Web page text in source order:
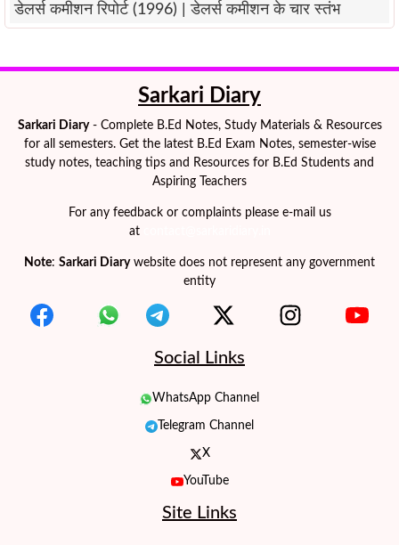
डेलर्स कमीशन रिपोर्ट (1996) | डेलर्स कमीशन के चार स्तंभ
Sarkari Diary
Sarkari Diary- Complete B.Ed Notes, Study Materials & Resources
for all semesters. Get the latest B.Ed Exam Notes, semester-wise
study notes, teaching tips and Resources for B.Ed Students and
Aspiring Teachers
For any feedback or complaints please e-mail us
at
Note: Sarkari Diarywebsite does not represent any government
entity
Social Links
WhatsApp Channel
Telegram Channel
X
YouTube
Site Links